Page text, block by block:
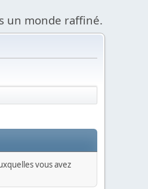
un monde raffiné.
vous avez